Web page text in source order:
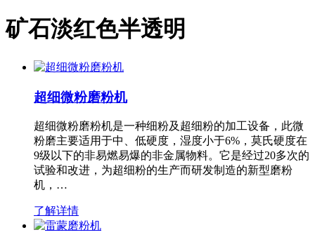
矿石淡红色半透明
超细微粉磨粉机
超细微粉磨粉机是一种细粉及超细粉的加工设备，此微
粉磨主要适用于中、低硬度，湿度小于6%，莫氏硬度在
9级以下的非易燃易爆的非金属物料。它是经过20多次的
试验和改进，为超细粉的生产而研发制造的新型磨粉
机，…
了解详情